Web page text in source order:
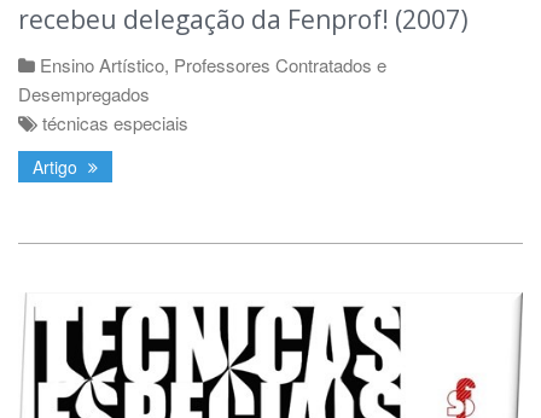
recebeu delegação da Fenprof! (2007)
Ensino Artístico, Professores Contratados e
Desempregados
técnicas especiais
Artigo